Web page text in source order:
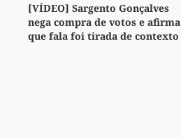
[VÍDEO] Sargento Gonçalves
nega compra de votos e afirma
que fala foi tirada de contexto